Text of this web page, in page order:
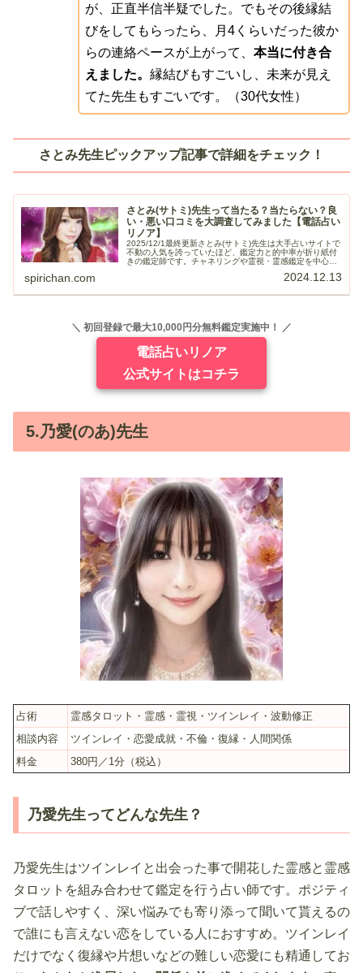
が、正直半信半疑でした。でもその後縁結
びをしてもらったら、月4くらいだった彼か
らの連絡ペースが上がって、 本当に付き合
えました。 縁結びもすごいし、未来が見え
てた先生もすごいです。（30代女性）
さとみ先生ピックアップ記事で詳細をチェック！
さとみ(サトミ)先生って当たる？当たらない？良
い・悪い口コミを大調査してみました【電話占い
リノア】
2025/12/1最終更新さとみ(サトミ)先生は大手占いサイトで
不動の人気を誇っていたほど、鑑定力と的中率が折り紙付
きの鑑定師です。チャネリングや霊視・霊感鑑定を中心に
spirichan.com 2024.12.13
＼ 初回登録で最大10,000円分無料鑑定実施中！ ／
電話占いリノア
公式サイトはコチラ
5.乃愛(のあ)先生
占術
霊感タロット・霊感・霊視・ツインレイ・波動修正
相談内容
ツインレイ・恋愛成就・不倫・復縁・人間関係
料金
380円／1分（税込）
乃愛先生ってどんな先生？
乃愛先生はツインレイと出会った事で開花した霊感と霊感
タロットを組み合わせて鑑定を行う占い師です。ポジティ
ブで話しやすく、深い悩みでも寄り添って聞いて貰えるの
で誰にも言えない恋をしている人におすすめ。ツインレイ
だけでなく復縁や片想いなどの難しい恋愛にも精通してお